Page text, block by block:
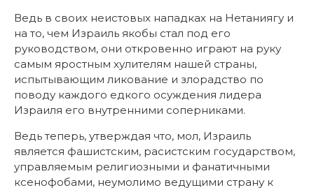
Ведь в своих неистовых нападках на Нетаниягу и
на то, чем Израиль якобы стал под его
руководством, они откровенно играют на руку
самым яростным хулителям нашей страны,
испытывающим ликование и злорадство по
поводу каждого едкого осуждения лидера
Израиля его внутренними соперниками.
Ведь теперь, утверждая что, мол, Израиль
является фашистским, расистским государством,
управляемым религиозными и фанатичными
ксенофобами, неумолимо ведущими страну к